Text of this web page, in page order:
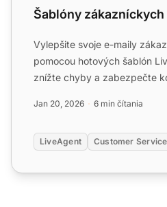
Šablóny
Vylepšite svoje e-maily
pomocou hotových šablón
znížte chyby a zabezpečte
Jan 20, 2026 6 min čítania
LiveAgent Customer Service